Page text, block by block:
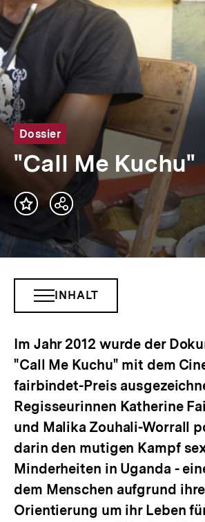
Dossier
"Call Me Kuchu"
Teilen
Optionen
anzeigen
INHALTSNAVIGATION
ÖFFNEN
INHALT
Im Jahr 2012 wurde der
"Call Me Kuchu" mit dem
fairbindet-Preis
Regisseurinnen Katherine
und Malika Zouhali-Worrall
darin den mutigen Kampf
Minderheiten in Uganda -
dem Menschen aufgrund
Orientierung um ihr Leben